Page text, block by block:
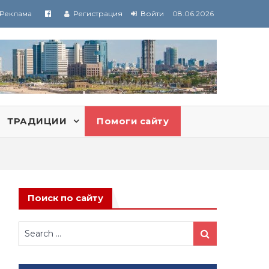
Реклама Регистрация Войти 08.06.2026
ТРАДИЦИИ Помоги сайту
Поиск по сайту
Search
for:
Search